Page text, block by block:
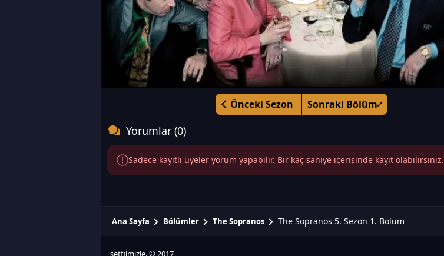
Önceki Sezon Sonraki Bölüm
Yorumlar (0)
Sadece kayıtlı üyeler yorum yapabilir. Bir kaç saniye içerisinde kayıt olabilirsiniz.
Ana Sayfa Bölümler The Sopranos The Sopranos 5. Sezon 1. Bölüm
setfilmizle. © 2017